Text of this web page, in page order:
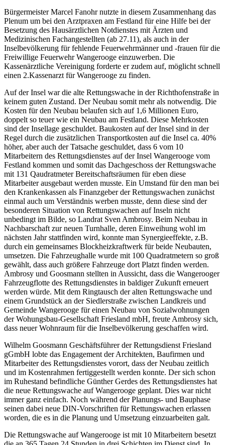
Bürgermeister Marcel Fanohr nutzte in diesem Zusammenhang das
Plenum um bei den Arztpraxen am Festland für eine Hilfe bei der
Besetzung des Hausärztlichen Notdienstes mit Ärzten und
Medizinischen Fachangestellten (ab 27.11), als auch in der
Inselbevölkerung für fehlende Feuerwehrmänner und -frauen für die
Freiwillige Feuerwehr Wangerooge einzuwerben. Die
Kassenärztliche Vereinigung forderte er zudem auf, möglicht schnell
einen 2.Kassenarzt für Wangerooge zu finden.
Auf der Insel war die alte Rettungswache in der Richthofenstraße in
keinem guten Zustand. Der Neubau somit mehr als notwendig. Die
Kosten für den Neubau belaufen sich auf 1,6 Millionen Euro,
doppelt so teuer wie ein Neubau am Festland. Diese Mehrkosten
sind der Insellage geschuldet. Baukosten auf der Insel sind in der
Regel durch die zusätzlichen Transportkosten auf die Insel ca. 40%
höher, aber auch der Tatsache geschuldet, dass 6 vom 10
Mitarbeitern des Rettungsdienstes auf der Insel Wangerooge vom
Festland kommen und somit das Dachgeschoss der Rettungswache
mit 131 Qaudratmeter Bereitschaftsräumen für eben diese
Mitarbeiter ausgebaut werden musste. Ein Umstand für den man bei
den Krankenkassen als Finanzgeber der Rettungswachen zunächst
einmal auch um Verständnis werben musste, denn diese sind der
besonderen Situation von Rettungswachen auf Inseln nicht
unbedingt im Bilde, so Landrat Sven Ambrosy. Beim Neubau in
Nachbarschaft zur neuen Turnhalle, deren Einweihung wohl im
nächsten Jahr stattfinden wird, konnte man Synergieeffekte, z.B.
durch ein gemeinsames Blockheizkraftwerk für beide Neubauten,
umsetzen. Die Fahrzeughalle wurde mit 100 Quadratmetern so groß
gewählt, dass auch größere Fahrzeuge dort Platzt finden werden.
Ambrosy und Goosmann stellten in Aussicht, dass die Wangerooger
Fahrzeugflotte des Rettungsdienstes in baldiger Zukunft erneuert
werden würde. Mit dem Ringtausch der alten Rettungswache und
einem Grundstück an der Siedlerstraße zwischen Landkreis und
Gemeinde Wangerooge für einen Neubau von Sozialwohnungen
der Wohungsbau-Gesellschaft Friesland mbH, freute Ambrosy sich,
dass neuer Wohnraum für die Inselbevölkerung geschaffen wird.
Wilhelm Goosmann Geschäftsführer der Rettungsdienst Friesland
gGmbH lobte das Engagement der Architekten, Baufirmen und
Mitarbeiter des Rettungsdienstes vorort, dass der Neubau zeitlich
und im Kostenrahmen fertiggestellt werden konnte. Der sich schon
im Ruhestand befindliche Günther Gerdes des Rettungsdienstes hat
die neue Rettungswache auf Wangerooge geplant. Dies war nicht
immer ganz einfach. Noch während der Planungs- und Bauphase
seinen dabei neue DIN-Vorschriften für Rettungswachen erlassen
worden, die es in die Planung und Umsetzung einzuarbeiten galt.
Die Rettungswache auf Wangerooge ist mit 10 Mitarbeitern besetzt